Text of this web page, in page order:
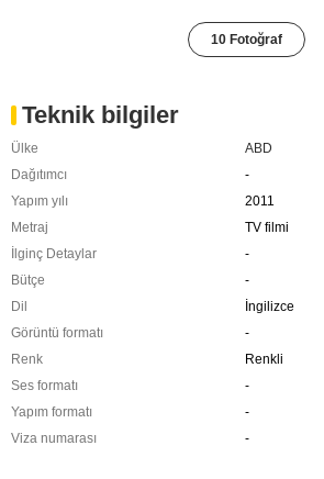
10 Fotoğraf
Teknik bilgiler
Ülke
ABD
Dağıtımcı
-
Yapım yılı
2011
Metraj
TV filmi
İlginç Detaylar
-
Bütçe
-
Dil
İngilizce
Görüntü formatı
-
Renk
Renkli
Ses formatı
-
Yapım formatı
-
Viza numarası
-